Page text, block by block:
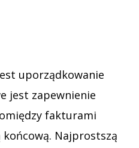
uporządkowanie
jest zapewnienie
fakturami
Najprostszą